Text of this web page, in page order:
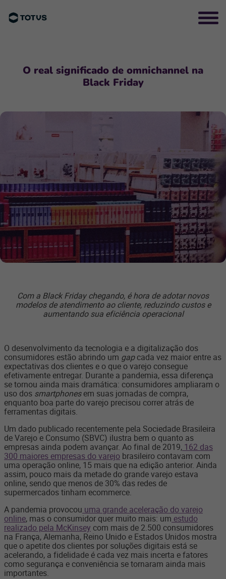
O real significado de omnichannel na
Black Friday
Com a Black Friday chegando, é hora de adotar novos
modelos de atendimento ao cliente, reduzindo custos e
aumentando sua eficiência operacional
O desenvolvimento da tecnologia e a digitalização dos
consumidores estão abrindo um gapcada vez maior entre as
expectativas dos clientes e o que o varejo consegue
efetivamente entregar. Durante a pandemia, essa diferença
se tornou ainda mais dramática: consumidores ampliaram o
uso dos smartphonesem suas jornadas de compra,
enquanto boa parte do varejo precisou correr atrás de
ferramentas digitais.
Um dado publicado recentemente pela Sociedade Brasileira
de Varejo e Consumo (SBVC) ilustra bem o quanto as
empresas ainda podem avançar. Ao final de 2019, 162 das
300 maiores empresas do varejo brasileiro contavam com
uma operação online, 15 mais que na edição anterior. Ainda
assim, pouco mais da metade do grande varejo estava
online, sendo que menos de 30% das redes de
supermercados tinham ecommerce.
A pandemia provocou uma grande aceleração do varejo
online, mas o consumidor quer muito mais: um estudo
realizado pela McKinsey com mais de 2.500 consumidores
na França, Alemanha, Reino Unido e Estados Unidos mostra
que o apetite dos clientes por soluções digitais está se
acelerando, a fidelidade é cada vez mais incerta e fatores
como segurança e conveniência se tornaram ainda mais
importantes.